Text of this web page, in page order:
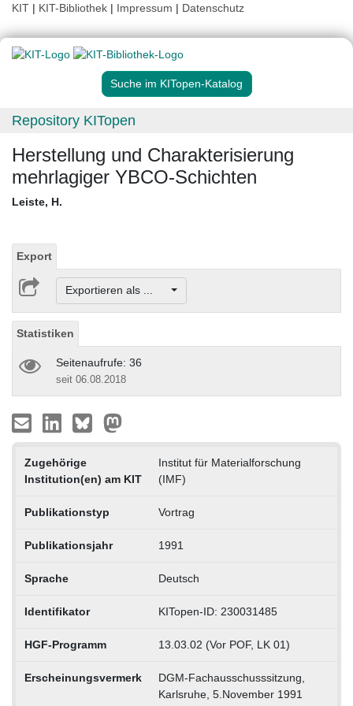
KIT | KIT-Bibliothek | Impressum | Datenschutz
Suche im KITopen-Katalog
Repository KITopen
Herstellung und Charakterisierung
mehrlagiger YBCO-Schichten
Leiste, H.
Export
Exportieren als ...
Statistiken
Seitenaufrufe: 36
seit 06.08.2018
Zugehörige
Institution(en) am KIT
Institut für Materialforschung
(IMF)
Publikationstyp Vortrag
Publikationsjahr 1991
Sprache Deutsch
Identifikator KITopen-ID: 230031485
HGF-Programm 13.03.02 (Vor POF, LK 01)
Erscheinungsvermerk
DGM-Fachausschusssitzung,
Karlsruhe, 5.November 1991